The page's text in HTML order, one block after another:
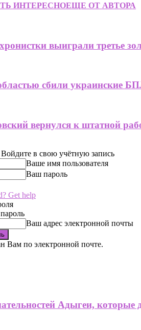
ИНТЕРЕСНОЕЩЕ ОТ АВТОРА
выиграли третье
сбили украинские
вернулся к штатной
в свою учётную запись
Ваше имя пользователя
Ваш пароль
Get help
Ваш адрес электронной почты
Вам по электронной почте.
Адыгеи,